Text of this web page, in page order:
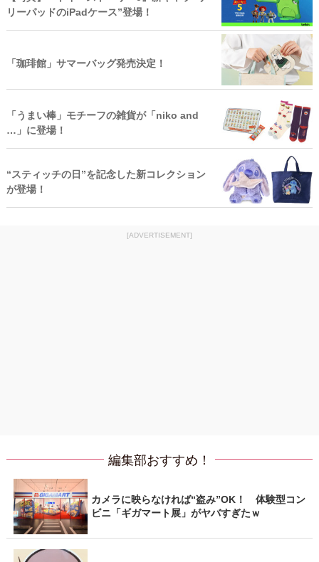
リーパッドのiPadケース”登場！
「珈琲館」サマーバッグ発売決定！
「うまい棒」モチーフの雑貨が「niko and
…」に登場！
“スティッチの日”を記念した新コレクション
が登場！
[ADVERTISEMENT]
編集部おすすめ！
カメラに映らなければ“盗み”OK！ 体験型コン
ビニ「ギガマート展」がヤバすぎたｗ